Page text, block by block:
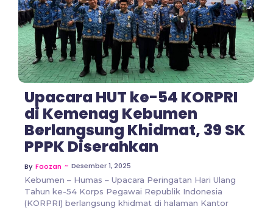
Upacara HUT ke-54 KORPRI
di Kemenag Kebumen
Berlangsung Khidmat, 39 SK
PPPK Diserahkan
By Faozan ~ Desember 1, 2025
Kebumen – Humas – Upacara Peringatan Hari Ulang
Tahun ke-54 Korps Pegawai Republik Indonesia
(KORPRI) berlangsung khidmat di halaman Kantor